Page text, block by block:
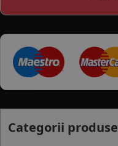
Categorii produse